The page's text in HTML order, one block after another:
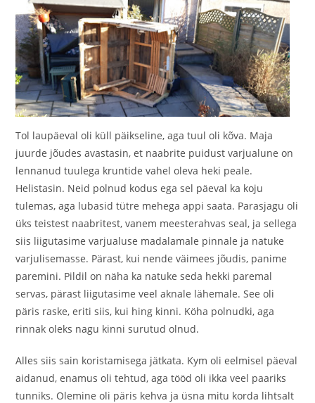
Tol laupäeval oli küll päikseline, aga tuul oli kõva. Maja
juurde jõudes avastasin, et naabrite puidust varjualune on
lennanud tuulega kruntide vahel oleva heki peale.
Helistasin. Neid polnud kodus ega sel päeval ka koju
tulemas, aga lubasid tütre mehega appi saata. Parasjagu oli
üks teistest naabritest, vanem meesterahvas seal, ja sellega
siis liigutasime varjualuse madalamale pinnale ja natuke
varjulisemasse. Pärast, kui nende väimees jõudis, panime
paremini. Pildil on näha ka natuke seda hekki paremal
servas, pärast liigutasime veel aknale lähemale. See oli
päris raske, eriti siis, kui hing kinni. Köha polnudki, aga
rinnak oleks nagu kinni surutud olnud.
Alles siis sain koristamisega jätkata. Kym oli eelmisel päeval
aidanud, enamus oli tehtud, aga tööd oli ikka veel paariks
tunniks. Olemine oli päris kehva ja üsna mitu korda lihtsalt